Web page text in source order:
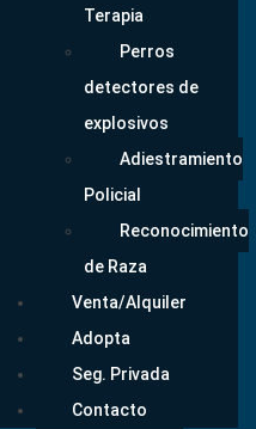
Terapia
Perros
detectores de
explosivos
Adiestramiento
Policial
Reconocimiento
de Raza
Venta/Alquiler
Adopta
Seg. Privada
Contacto